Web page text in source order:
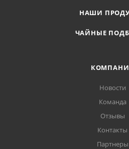
НАШИ
ЧАЙНЫЕ
Новости
Команда
Отзывы
Контакты
Партнеры